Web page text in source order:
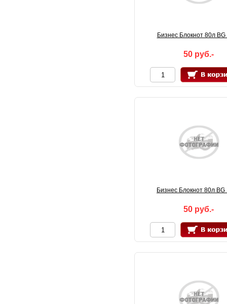
Бизнес Блокнот 80л BG
50 руб.-
Бизнес Блокнот 80л BG
50 руб.-